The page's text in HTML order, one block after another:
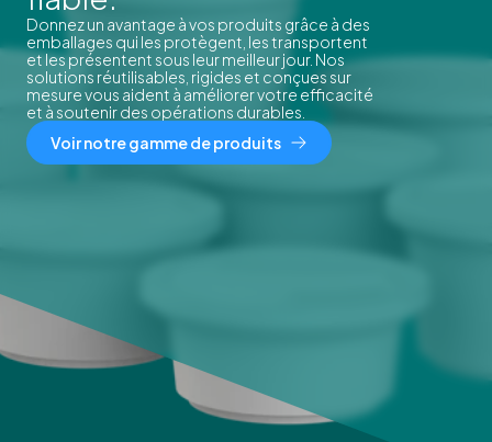
Donnez un avantage à vos produits grâce à des
emballages qui les protègent, les transportent
et les présentent sous leur meilleur jour. Nos
solutions réutilisables, rigides et conçues sur
mesure vous aident à améliorer votre efficacité
et à soutenir des opérations durables.
Voir notre gamme de produits